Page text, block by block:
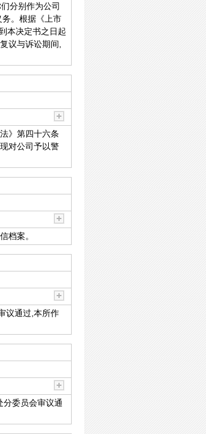
分别作为公司
。根据《上市
本决定书之日起
议与诉讼期间,
》第四十六条
对公司予以警
档案。
议通过,本所作
委员会审议通